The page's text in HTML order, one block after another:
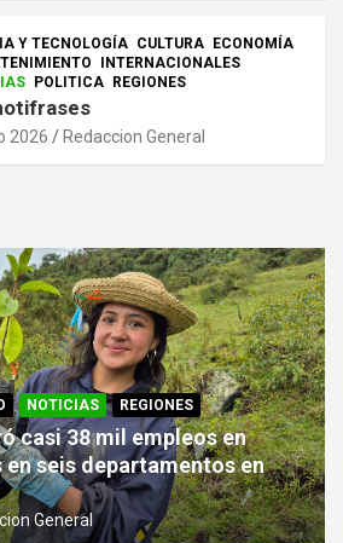
Y TECNOLOGÍA CULTURA ECONOMÍA
INTERNACIONALES
POLITICA REGIONES
2026 Redaccion General
NOTICIAS REGIONES
casi 38 mil empleos en
seis departamentos en
General